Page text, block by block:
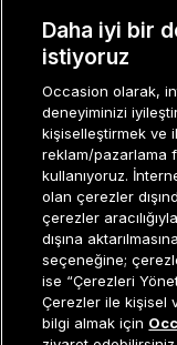
Müşteri İlişkileri0
KURUMSAL
GRUP MARKALAR
ERKEK
Occasion bir
Daha iyi bir
istiyoruz
Occasion olarak,
deneyiminizi
kişiselleştirmek ve
reklam/pazarlama
kullanıyoruz.
olan çerezler
çerezler
dışına
seçeneğine;
ise “Çerezleri
Çerezler ile kişisel
bilgi almak için